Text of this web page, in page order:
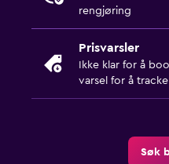
rengjøring
Prisvarsler
Ikke klar for å
varsel for å
Søk